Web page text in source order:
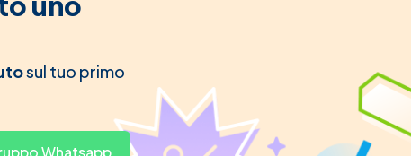
sul tuo primo
Whatsapp